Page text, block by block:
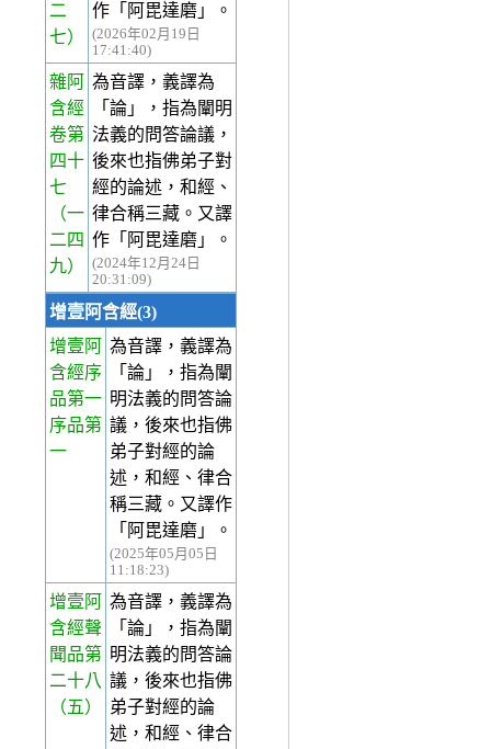
二
七）
作「阿毘達磨」。
(2026年02月19日
17:41:40)
雜阿
含經
卷第
四十
七
（一
二四
九）
為音譯，義譯為
「論」，指為闡明
法義的問答論議，
後來也指佛弟子對
經的論述，和經、
律合稱三藏。又譯
作「阿毘達磨」。
(2024年12月24日
20:31:09)
增壹阿含經(3)
增壹阿
含經序
品第一
序品第
一
為音譯，義譯為
「論」，指為闡
明法義的問答論
議，後來也指佛
弟子對經的論
述，和經、律合
稱三藏。又譯作
「阿毘達磨」。
(2025年05月05日
11:18:23)
增壹阿
含經聲
聞品第
二十八
（五）
為音譯，義譯為
「論」，指為闡
明法義的問答論
議，後來也指佛
弟子對經的論
述，和經、律合